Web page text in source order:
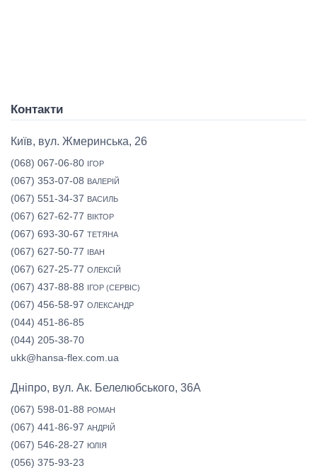
Контакти
Київ, вул. Жмеринська, 26
(068) 067-06-80 ІГОР
(067) 353-07-08 ВАЛЕРІЙ
(067) 551-34-37 ВАСИЛЬ
(067) 627-62-77 ВІКТОР
(067) 693-30-67 ТЕТЯНА
(067) 627-50-77 ІВАН
(067) 627-25-77 ОЛЕКСІЙ
(067) 437-88-88 ІГОР (СЕРВІС)
(067) 456-58-97 ОЛЕКСАНДР
(044) 451-86-85
(044) 205-38-70
ukk@hansa-flex.com.ua
Дніпро, вул. Ак. Белелюбського, 36А
(067) 598-01-88 РОМАН
(067) 441-86-97 АНДРІЙ
(067) 546-28-27 ЮЛІЯ
(056) 375-93-23